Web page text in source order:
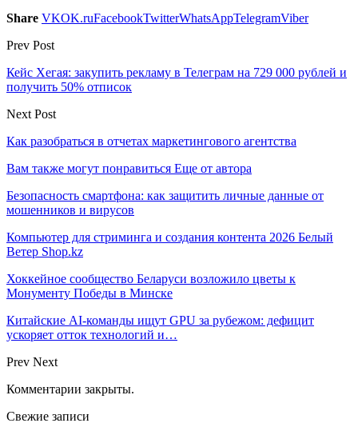
Share VKOK.ruFacebookTwitterWhatsAppTelegramViber
Prev Post
Кейс Хегая: закупить рекламу в Телеграм на 729 000 рублей и
получить 50% отписок
Next Post
Как разобраться в отчетах маркетингового агентства
Вам также могут понравиться Еще от автора
Безопасность смартфона: как защитить личные данные от
мошенников и вирусов
Компьютер для стриминга и создания контента 2026 Белый
Ветер Shop.kz
Хоккейное сообщество Беларуси возложило цветы к
Монументу Победы в Минске
Китайские AI-команды ищут GPU за рубежом: дефицит
ускоряет отток технологий и…
Prev Next
Комментарии закрыты.
Свежие записи